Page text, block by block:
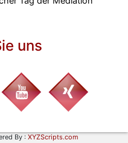
uns
By : XYZScripts.com